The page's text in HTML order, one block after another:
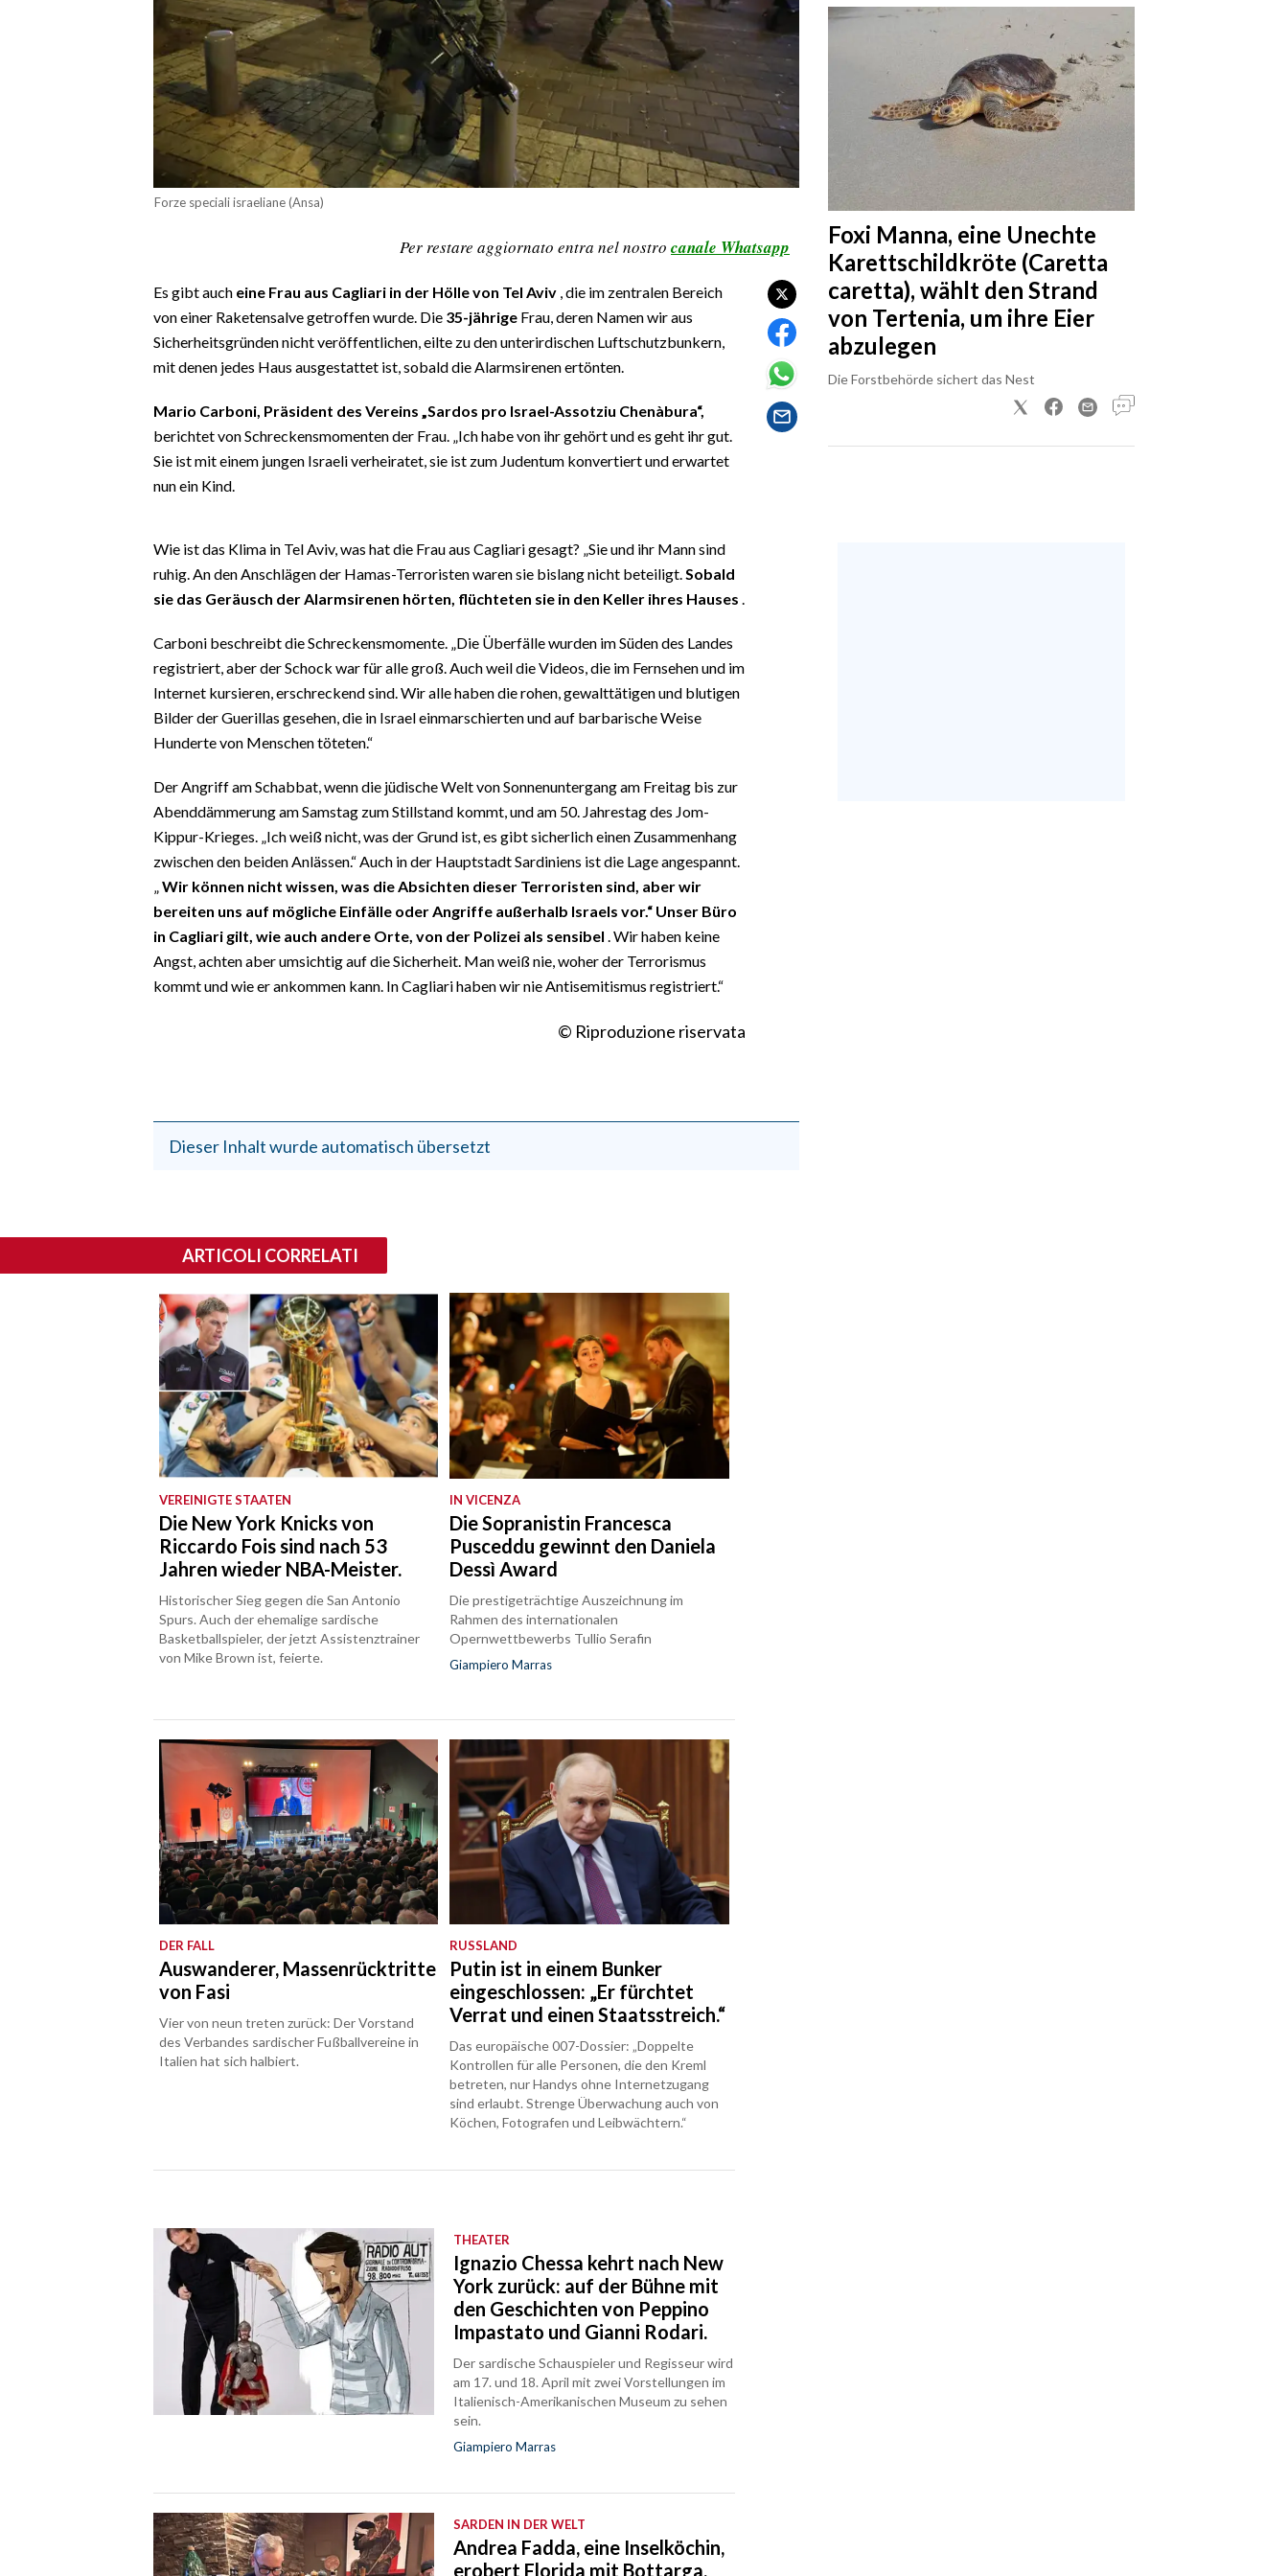
Forze speciali israeliane (Ansa)
Per restare aggiornato entra nel nostro canale Whatsapp
Es gibt auch eine Frau aus Cagliari in der Hölle von Tel Aviv , die im zentralen Bereich
von einer Raketensalve getroffen wurde. Die 35-jährige Frau, deren Namen wir aus
Sicherheitsgründen nicht veröffentlichen, eilte zu den unterirdischen Luftschutzbunkern,
mit denen jedes Haus ausgestattet ist, sobald die Alarmsirenen ertönten.
Mario Carboni, Präsident des Vereins „Sardos pro Israel-Assotziu Chenàbura“,
berichtet von Schreckensmomenten der Frau. „Ich habe von ihr gehört und es geht ihr gut.
Sie ist mit einem jungen Israeli verheiratet, sie ist zum Judentum konvertiert und erwartet
nun ein Kind.
Wie ist das Klima in Tel Aviv, was hat die Frau aus Cagliari gesagt? „Sie und ihr Mann sind
ruhig. An den Anschlägen der Hamas-Terroristen waren sie bislang nicht beteiligt.Sobald
sie das Geräusch der Alarmsirenen hörten, flüchteten sie in den Keller ihres Hauses .
Carboni beschreibt die Schreckensmomente. „Die Überfälle wurden im Süden des Landes
registriert, aber der Schock war für alle groß. Auch weil die Videos, die im Fernsehen und im
Internet kursieren, erschreckend sind. Wir alle haben die rohen, gewalttätigen und blutigen
Bilder der Guerillas gesehen, die in Israel einmarschierten und auf barbarische Weise
Hunderte von Menschen töteten.“
Der Angriff am Schabbat, wenn die jüdische Welt von Sonnenuntergang am Freitag bis zur
Abenddämmerung am Samstag zum Stillstand kommt, und am 50. Jahrestag des Jom-
Kippur-Krieges. „Ich weiß nicht, was der Grund ist, es gibt sicherlich einen Zusammenhang
zwischen den beiden Anlässen.“ Auch in der Hauptstadt Sardiniens ist die Lage angespannt.
„Wir können nicht wissen, was die Absichten dieser Terroristen sind, aber wir
bereiten uns auf mögliche Einfälle oder Angriffe außerhalb Israels vor.“ Unser Büro
in Cagliari gilt, wie auch andere Orte, von der Polizei als sensibel . Wir haben keine
Angst, achten aber umsichtig auf die Sicherheit. Man weiß nie, woher der Terrorismus
kommt und wie er ankommen kann. In Cagliari haben wir nie Antisemitismus registriert.“
© Riproduzione riservata
Dieser Inhalt wurde automatisch übersetzt
Foxi Manna, eine Unechte
Karettschildkröte (Caretta
caretta), wählt den Strand
von Tertenia, um ihre Eier
abzulegen
Die Forstbehörde sichert das Nest
ARTICOLI CORRELATI
VEREINIGTE STAATEN
Die New York Knicks von
Riccardo Fois sind nach 53
Jahren wieder NBA-Meister.
Historischer Sieg gegen die San Antonio
Spurs. Auch der ehemalige sardische
Basketballspieler, der jetzt Assistenztrainer
von Mike Brown ist, feierte.
IN VICENZA
Die Sopranistin Francesca
Pusceddu gewinnt den Daniela
Dessì Award
Die prestigeträchtige Auszeichnung im
Rahmen des internationalen
Opernwettbewerbs Tullio Serafin
Giampiero Marras
DER FALL
Auswanderer, Massenrücktritte
von Fasi
Vier von neun treten zurück: Der Vorstand
des Verbandes sardischer Fußballvereine in
Italien hat sich halbiert.
RUSSLAND
Putin ist in einem Bunker
eingeschlossen: „Er fürchtet
Verrat und einen Staatsstreich.“
Das europäische 007-Dossier: „Doppelte
Kontrollen für alle Personen, die den Kreml
betreten, nur Handys ohne Internetzugang
sind erlaubt. Strenge Überwachung auch von
Köchen, Fotografen und Leibwächtern.“
THEATER
Ignazio Chessa kehrt nach New
York zurück: auf der Bühne mit
den Geschichten von Peppino
Impastato und Gianni Rodari.
Der sardische Schauspieler und Regisseur wird
am 17. und 18. April mit zwei Vorstellungen im
Italienisch-Amerikanischen Museum zu sehen
sein.
Giampiero Marras
SARDEN IN DER WELT
Andrea Fadda, eine Inselköchin,
erobert Florida mit Bottarga,